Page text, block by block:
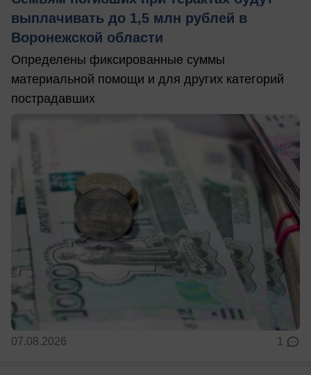
выплачивать до 1,5 млн рублей в
Воронежской области
Определены фиксированные суммы
материальной помощи и для других категорий
пострадавших
07.08.2026 1